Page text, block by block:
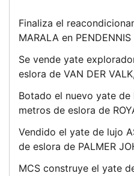
Finaliza el
MARALA en PENDENNIS
Se vende yate
eslora de VAN DER
Botado el nuevo yate de
metros de eslora de
Vendido el yate de lujo
de eslora de PALMER
MCS construye el yate